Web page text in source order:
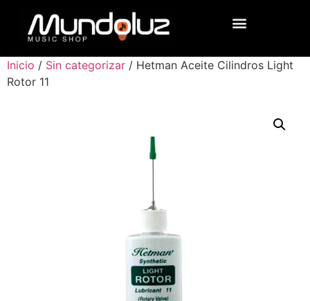
Inicio / Sin categorizar / Hetman Aceite Cilindros Light
Rotor 11